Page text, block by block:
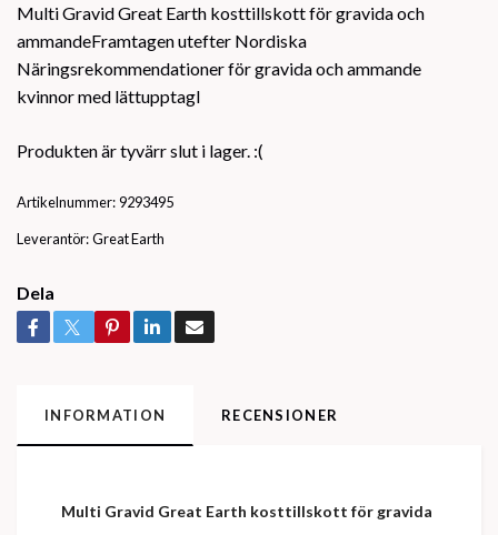
Multi Gravid Great Earth kosttillskott för gravida och
ammandeFramtagen utefter Nordiska
Näringsrekommendationer för gravida och ammande
kvinnor med lättupptagl
Produkten är tyvärr slut i lager. :(
Artikelnummer:9293495
Leverantör:Great Earth
Dela
INFORMATION RECENSIONER
Multi Gravid Great Earth kosttillskott för gravida